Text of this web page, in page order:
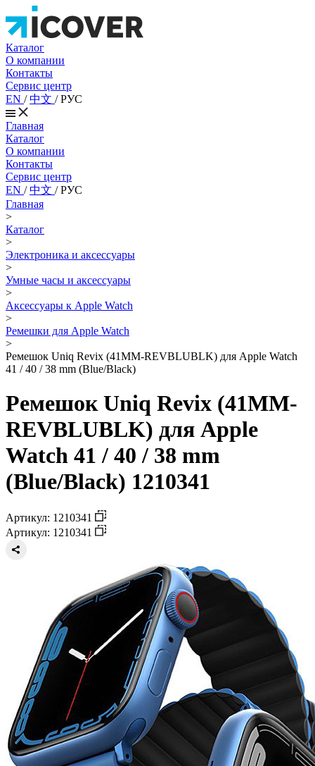
Каталог
О компании
Контакты
Сервис центр
EN /中文 /РУС
Главная
Каталог
О компании
Контакты
Сервис центр
EN /中文 /РУС
Главная
>
Каталог
>
Электроника и аксессуары
>
Умные часы и аксессуары
>
Аксессуары к Apple Watch
>
Ремешки для Apple Watch
>
Ремешок Uniq Revix (41MM-REVBLUBLK) для Apple Watch
41 / 40 / 38 mm (Blue/Black)
Ремешок Uniq Revix (41MM-
REVBLUBLK) для Apple
Watch 41 / 40 / 38 mm
(Blue/Black) 1210341
Артикул: 1210341
Артикул: 1210341